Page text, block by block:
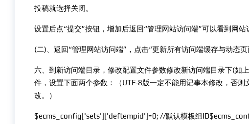
投稿就选择关闭。
设置后点“提交”按钮，增加后返回“管理网站访问端”可以看到网站
(二)、返回“管理网站访问端”，点击“更新所有访问端缓存与动态页
六、到新访问端目录，修改配置文件参数修改新访问端目录下(
件，设置下面两个参数：（UTF-8版一定不能用记事本修改，否则
改。）
$ecms_config['sets']['deftempid']=0; //默认模板组